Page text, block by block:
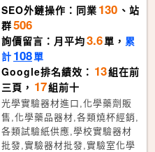
SEO外鏈操作：同業 130 、站
群506
詢價留言：月平均3.6單， 累
計 108單
Google排名績效： 13組在前
三頁， 17組前十
光學實驗器材進口,化學藥劑販
售,化學藥品器材,各類燒杯經銷,
各類試驗紙供應,學校實驗器材
批發,實驗器材批發,實驗室化學